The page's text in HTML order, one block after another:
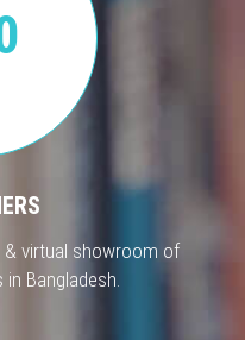
virtual showroom of
Bangladesh.